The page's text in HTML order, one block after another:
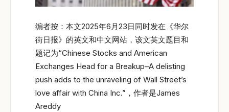
编者按：本文2025年6月23日同时发在《华尔
街日报》的英文和中文网站，该文英文题目和
题记为“Chinese Stocks and American
Exchanges Head for a Breakup–A delisting
push adds to the unraveling of Wall Street’s
love affair with China Inc.”，作者是James
Areddy